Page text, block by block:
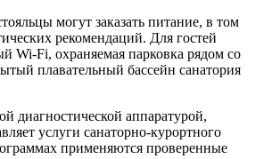
могут заказать питание, в том
рекомендаций. Для гостей
Wi-Fi, охраняемая парковка рядом со
плавательный бассейн санатория
диагностической аппаратурой,
услуги санаторно-курортного
применяются проверенные